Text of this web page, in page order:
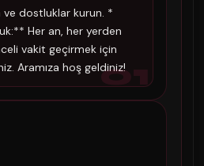
01
ve dostluklar kurun. *
Her an, her yerden
vakit geçirmek için
Aramıza hoş geldiniz!